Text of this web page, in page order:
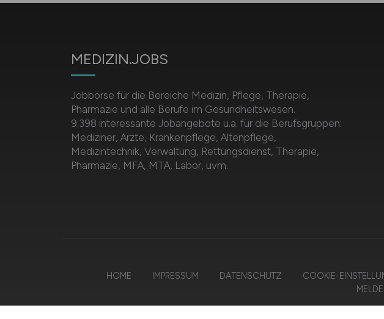
MEDIZIN.JOBS
Jobbörse für die Bereiche Medizin, Pflege, Therapie,
Pharmazie und alle Berufe im Gesundheitswesen.
9.398 interessante Jobangebote u.a. für die Berufsgruppen:
Mediziner, Ärzte, Krankenpflege, Altenpflege,
Medizintechnik, Verwaltung, Rettungsdienst, Therapie,
Pharmazie, MFA, MTA, Labor, uvm.
HOME IMPRESSUM DATENSCHUTZ COOKIE-